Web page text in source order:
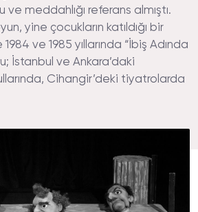
ve meddahlığı referans almıştı.
yine çocukların katıldığı bir
ve 1985 yıllarında “İbiş Adında
İstanbul ve Ankara’daki
Cihangir’deki tiyatrolarda